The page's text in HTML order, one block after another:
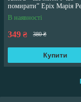
помирати” Еріх Марія
В наявності
349 ₴ 380 ₴
Купити